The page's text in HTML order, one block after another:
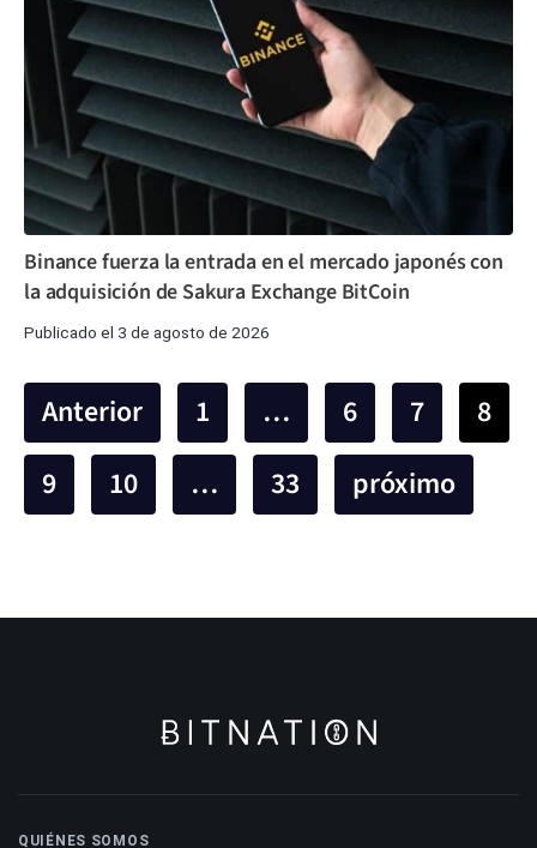
Binance fuerza la entrada en el mercado japonés con
la adquisición de Sakura Exchange BitCoin
Publicado el 3 de agosto de 2026
Anterior 1 … 6 7
8
9
10 … 33 próximo
QUIÉNES SOMOS